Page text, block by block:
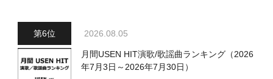
2026.08.05
月間USEN HIT演歌/歌謡曲ランキング（2026
年7月3日～2026年7月30日）